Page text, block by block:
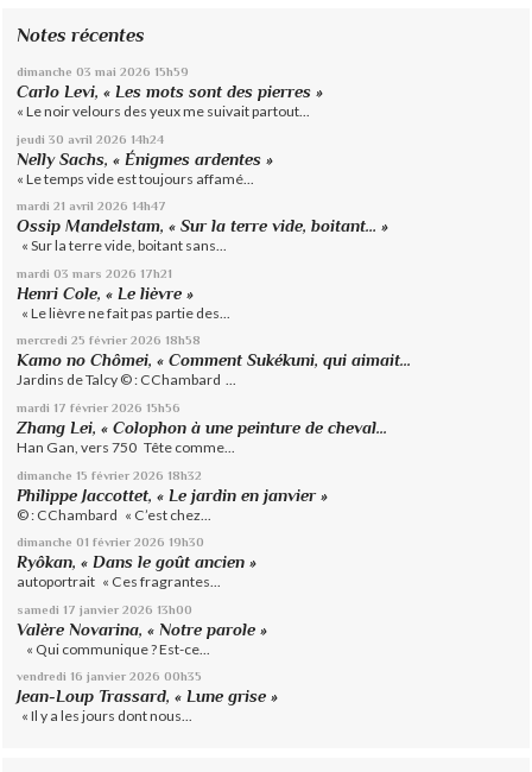
Notes récentes
dimanche 03 mai 2026 15h59
Carlo Levi, « Les mots sont des pierres »
« Le noir velours des yeux me suivait partout...
jeudi 30 avril 2026 14h24
Nelly Sachs, « Énigmes ardentes »
« Le temps vide est toujours affamé...
mardi 21 avril 2026 14h47
Ossip Mandelstam, « Sur la terre vide, boitant… »
« Sur la terre vide, boitant sans...
mardi 03 mars 2026 17h21
Henri Cole, « Le lièvre »
« Le lièvre ne fait pas partie des...
mercredi 25 février 2026 18h58
Kamo no Chômei, « Comment Sukékuni, qui aimait...
Jardins de Talcy © : CChambard ...
mardi 17 février 2026 15h56
Zhang Lei, « Colophon à une peinture de cheval...
Han Gan, vers 750 Tête comme...
dimanche 15 février 2026 18h32
Philippe Jaccottet, « Le jardin en janvier »
© : CChambard « C’est chez...
dimanche 01 février 2026 19h30
Ryôkan, « Dans le goût ancien »
autoportrait « Ces fragrantes...
samedi 17 janvier 2026 13h00
Valère Novarina, « Notre parole »
« Qui communique ? Est-ce...
vendredi 16 janvier 2026 00h35
Jean-Loup Trassard, « Lune grise »
« Il y a les jours dont nous...